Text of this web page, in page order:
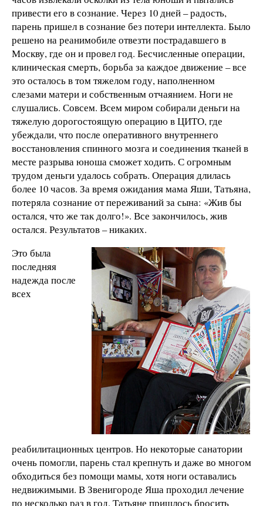
привести его в сознание. Через 10 дней – радость,
парень пришел в сознание без потери интеллекта. Было
решено на реанимобиле отвезти пострадавшего в
Москву, где он и провел год. Бесчисленные операции,
клиническая смерть, борьба за каждое движение – все
это осталось в том тяжелом году, наполненном
слезами матери и собственным отчаянием. Ноги не
слушались. Совсем. Всем миром собирали деньги на
тяжелую дорогостоящую операцию в ЦИТО, где
убеждали, что после оперативного внутреннего
восстановления спинного мозга и соединения тканей в
месте разрыва юноша сможет ходить. С огромным
трудом деньги удалось собрать. Операция длилась
более 10 часов. За время ожидания мама Яши, Татьяна,
потеряла сознание от переживаний за сына: «Жив бы
остался, что же так долго!». Все закончилось, жив
остался. Результатов – никаких.
Это была
последняя
надежда после
всех
реабилитационных центров. Но некоторые санатории
очень помогли, парень стал крепнуть и даже во многом
обходиться без помощи мамы, хотя ноги оставались
недвижимыми. В Звенигороде Яша проходил лечение
по несколько раз в год. Татьяне пришлось бросить